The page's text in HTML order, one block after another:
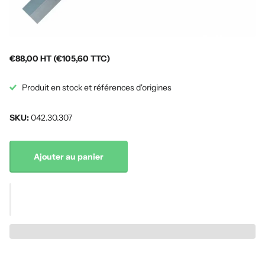
€88,00 HT (€105,60 TTC)
Produit en stock et références d'origines
SKU:042.30.307
Ajouter au panier